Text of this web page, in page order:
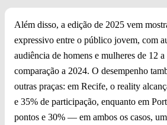
Além disso, a edição de 2025 vem
expressivo entre o público jovem, com
audiência de homens e mulheres de 12
comparação a 2024. O desempenho
outras praças: em Recife, o reality
e 35% de participação, enquanto em
pontos e 30% — em ambos os casos,